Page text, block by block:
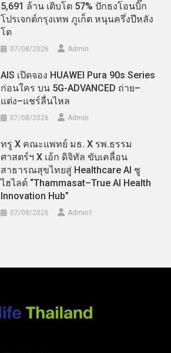
5,691 ล้าน เติบโต 57% ปักธงโอนบิ๊ก
โปรเจกต์กรุงเทพ ภูเก็ต หนุนครึ่งปีหลัง
โต
07/08/2026 Admin
AIS เปิดจอง HUAWEI Pura 90s Series
ก่อนใคร บน 5G-ADVANCED ถ่าย–
แต่ง–แชร์ลื่นไหล
07/08/2026 Admin
ทรู X คณะแพทย์ มธ. X รพ.ธรรม
ศาสตร์ฯ X เอ้ก ดิจิทัล ขับเคลื่อน
สาธารณสุขไทยสู่ Healthcare AI ชู
ไฮไลต์ “Thammasat–True AI Health
Innovation Hub”
07/08/2026 Admin​1